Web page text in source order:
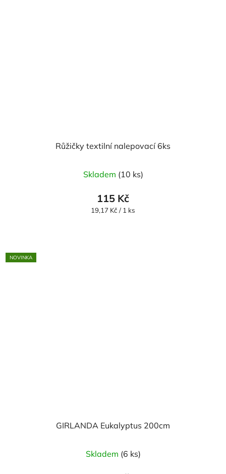
Růžičky textilní nalepovací 6ks
hodnocení
produktu
je
Skladem (10 ks)
115 Kč
Měrná
19,17 Kč / 1 ks
NOVINKA
GIRLANDA Eukalyptus 200cm
Skladem (6 ks)